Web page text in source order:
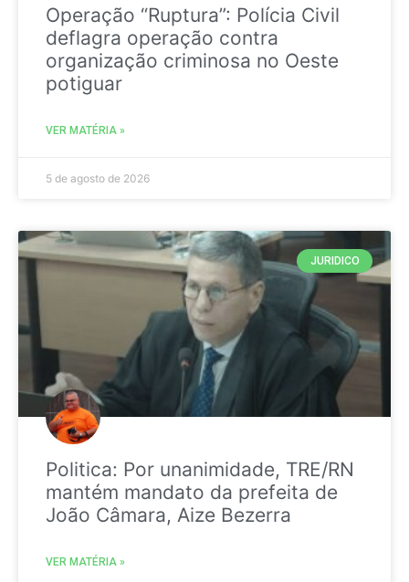
Operação “Ruptura”: Polícia Civil
deflagra operação contra
organização criminosa no Oeste
potiguar
VER MATÉRIA »
5 de agosto de 2026
JURIDICO
Politica: Por unanimidade, TRE/RN
mantém mandato da prefeita de
João Câmara, Aize Bezerra
VER MATÉRIA »